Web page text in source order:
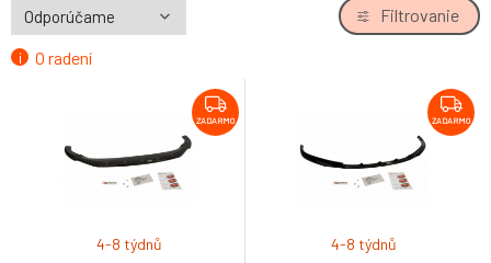
O radení
Filtrovanie
ZADARMO
4-8 týdnů
ZADARMO
4-8 týdnů